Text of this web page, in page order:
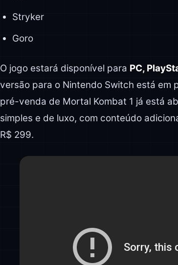
Stryker
Goro
O jogo estará disponível para PC,
versão para o Nintendo Switch está em
pré-venda de Mortal Kombat 1 já está
simples e de luxo, com conteúdo
R$ 299.